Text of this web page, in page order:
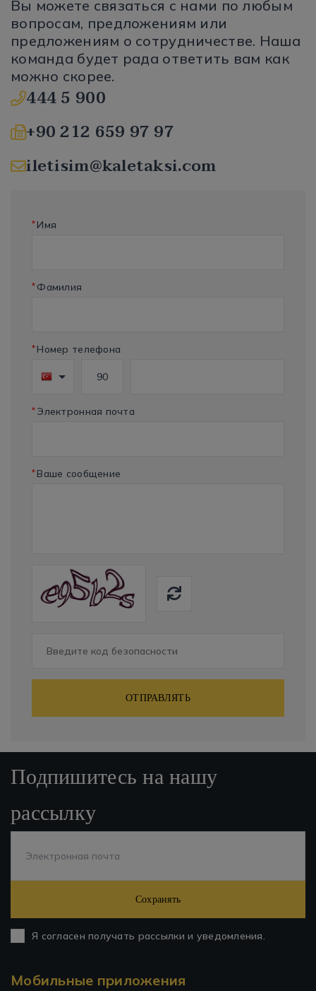
Вы можете связаться с нами по любым
вопросам, предложениям или
предложениям о сотрудничестве. Наша
команда будет рада ответить вам как
можно скорее.
444 5 900
+90 212 659 97 97
iletisim@kaletaksi.com
* Имя
* Фамилия
* Номер телефона
* Электронная почта
* Ваше сообщение
ОТПРАВЛЯТЬ
Подпишитесь на нашу
рассылку
Сохранять
Я согласен получать рассылки и уведомления.
Мобильные приложения